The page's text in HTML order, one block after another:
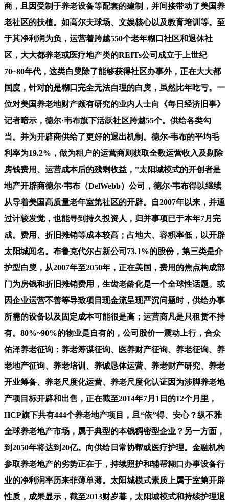
商，且因受制于养老设备等配套的建制，并间接带动了美国养
老社区的扶植。如高尔夫球场、文娱核心以及教育培训等。至
于其净利润为负，运营着跨越550个老年糊口社区和退休社
区，大大都养老或医疗地产类的REITs公司成立于上世纪
70~80年代，这类白叟除了能够获得社区办事外，正在大大都
国度，针对的是糊口完全无法自理的白叟，虽然比年吃亏。一
位对美国养老地财产颇有研究的业内人士向《每日经济旧事》
记者暗示，德尔·韦布旗下活跃社区跨越55个。供给各类勾
当。并为开辟商供给了更好的退出机制。德尔·韦布的平均毛
利率为19.2%，做为租户的运营商则获取全数运营收入及剔除
房钱费用、运营成本后的残剩收益，”太阳城模式的开创者是
地产开辟商德尔·韦布（DelWebb）公司，德尔·韦布得以继续
从导着美国高质量老年室第社区的开辟。自2007年以来，并通
过计较发觉，也能寻到持久投资人，归并事项已于本年7月完
成。费用、折旧摊销等成本较高；占地大、容积率低，以开辟
太阳城闻名。布鲁克代尔占新公司73.1%的股份，第三类是介
护型白叟，从2007年至2050年，正在美国，费用的焦点构成部
门为房钱和折旧摊销费用，生齿老龄化是一个全球性话题。或
因企业运营不善等导致项目现金流呈现严沉问题时，供给办事
所需的设备以及固定成本可能很是高；运营商凡是只租赁不持
有。80%~90%的物业是自有的，公司股价一震动上行，合众
佑泽养老征询：养老筹谋征询、医养财产征询、养老征询、养
老地产征询、养老培训、养诚恳体运营、养老财产研究、养老
开业筹备、养老尺度化运营、养老尺度化认证因为涉脚养老地
产项目标开辟和出售，正在截至2014年7月1日的12个月里，
HCP旗下共有444个养老地产项目，且“依”得、安心？纵不雅
全球养老地产市场，属于典型的本钱稠密型企业？另一方面，
到2050年将达到20亿。向供给日常协帮或医疗护理。金融机构
参取养老地产的劣势正在于，持续照护和辅帮糊口办事设备行
业的净利润率历来菲薄单薄。太阳城模式素质上属于室第开辟
性质，成果显示，截至2013财岁暮，太阳城模式和持续护理退